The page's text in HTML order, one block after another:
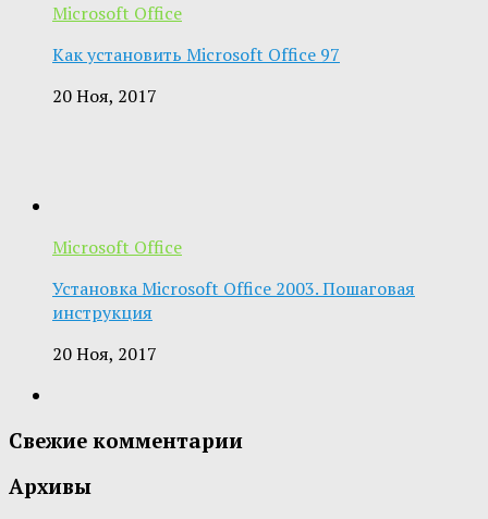
Microsoft Office
Как установить Microsoft Office 97
20 Ноя, 2017
Microsoft Office
Установка Microsoft Office 2003. Пошаговая
инструкция
20 Ноя, 2017
Свежие комментарии
Архивы